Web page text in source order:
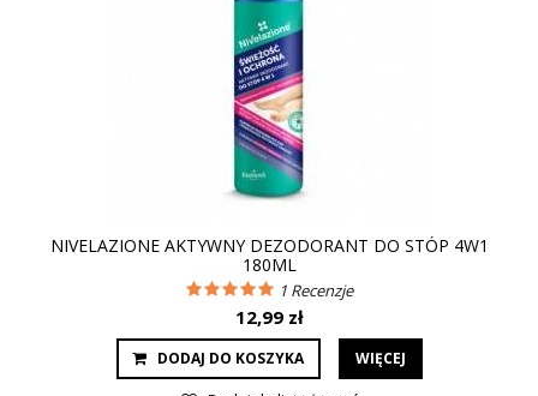
NIVELAZIONE AKTYWNY DEZODORANT DO STÓP 4W1
180ML
1 Recenzje
12,99 zł
DODAJ DO KOSZYKA WIĘCEJ